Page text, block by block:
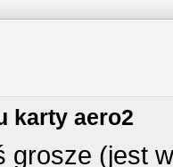
karty aero2
grosze (jest